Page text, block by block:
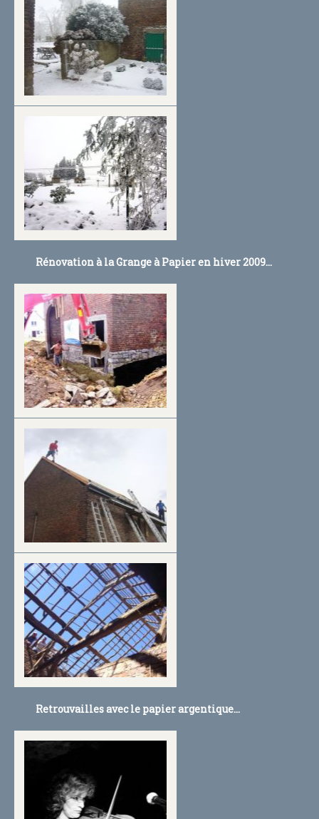
Rénovation à la Grange à Papier en hiver 2009...
Retrouvailles avec le papier argentique...